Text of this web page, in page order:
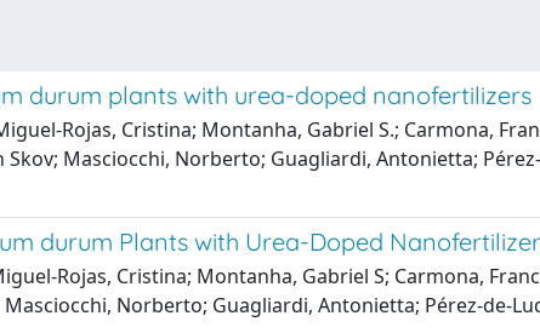
durum plants with urea-doped nanofertilizers
Rojas, Cristina; Montanha, Gabriel S.; Carmona,
Skov; Masciocchi, Norberto; Guagliardi, Antonietta;
durum Plants with Urea-Doped
Rojas, Cristina; Montanha, Gabriel S; Carmona,
Masciocchi, Norberto; Guagliardi, Antonietta; Pérez-de-